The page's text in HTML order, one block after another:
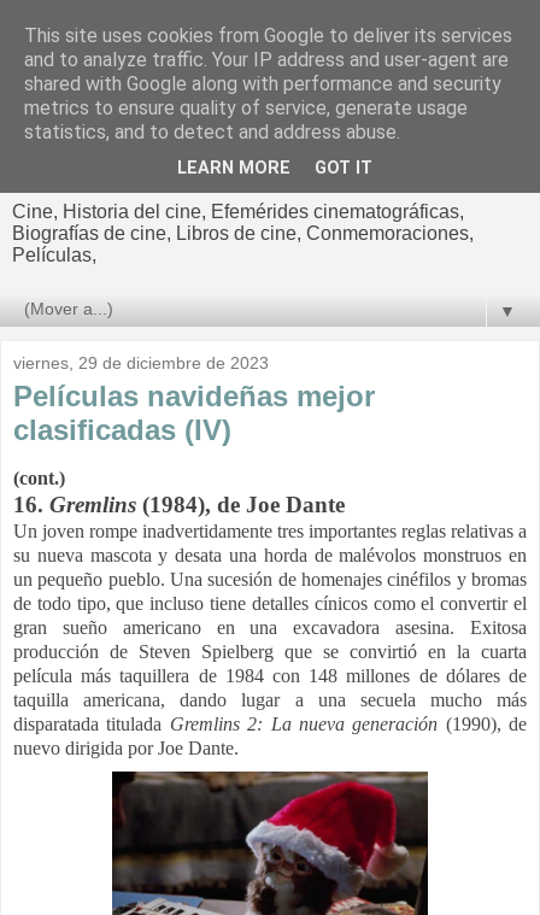
El cultural
cinematográfico de Jorge
Cine, Historia del cine, Efemérides cinematográficas,
Biografías de cine, Libros de cine, Conmemoraciones,
Películas,
▼
viernes, 29 de diciembre de 2023
Películas navideñas mejor
clasificadas (IV)
(cont.)
16. Gremlins (1984), de Joe Dante
Un joven rompe inadvertidamente tres importantes reglas relativas a
su nueva mascota y desata una horda de malévolos monstruos en
un pequeño pueblo. Una sucesión de homenajes cinéfilos y bromas
de todo tipo, que incluso tiene detalles cínicos como el convertir el
gran sueño americano en una excavadora asesina. Exitosa
producción de Steven Spielberg que se convirtió en la cuarta
película más taquillera de 1984 con 148 millones de dólares de
taquilla americana, dando lugar a una secuela mucho más
disparatada titulada Gremlins 2: La nueva generación (1990), de
nuevo dirigida por Joe Dante.
This site uses cookies from Google to deliver its services
and to analyze traffic. Your IP address and user-agent are
shared with Google along with performance and security
metrics to ensure quality of service, generate usage
statistics, and to detect and address abuse.
LEARN MORE GOT IT